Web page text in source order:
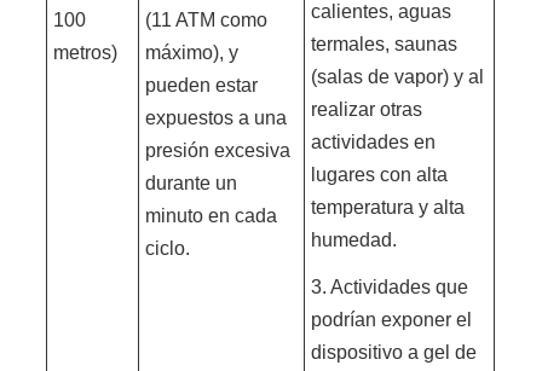
100
metros)
(11 ATM como
máximo), y
pueden estar
expuestos a una
presión excesiva
durante un
minuto en cada
ciclo.
calientes, aguas
termales, saunas
(salas de vapor) y al
realizar otras
actividades en
lugares con alta
temperatura y alta
humedad.
3. Actividades que
podrían exponer el
dispositivo a gel de